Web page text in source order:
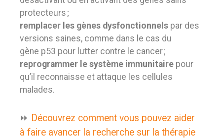
protecteurs ;
remplacer les gènes dysfonctionnels par des
versions saines, comme dans le cas du
gène p53 pour lutter contre le cancer ;
reprogrammer le système immunitaire pour
qu’il reconnaisse et attaque les cellules
malades.
⏩ Découvrez comment vous pouvez aider
à faire avancer la recherche sur la thérapie